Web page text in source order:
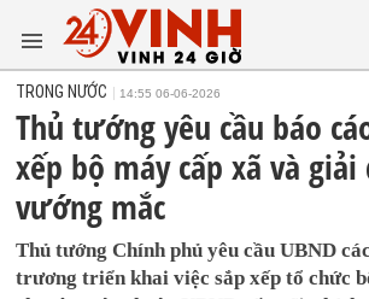
TRONG NƯỚC 14:55 06-06-2026
Thủ tướng yêu cầu báo
xếp bộ máy cấp xã và
vướng mắc
Thủ tướng Chính phủ yêu cầu UBND
trương triển khai việc sắp xếp tổ chức